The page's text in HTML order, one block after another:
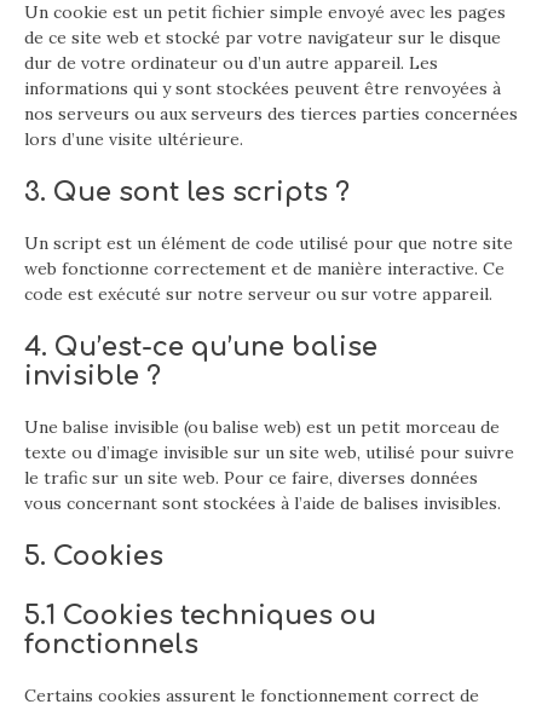
Un cookie est un petit fichier simple envoyé avec les pages
de ce site web et stocké par votre navigateur sur le disque
dur de votre ordinateur ou d’un autre appareil. Les
informations qui y sont stockées peuvent être renvoyées à
nos serveurs ou aux serveurs des tierces parties concernées
lors d’une visite ultérieure.
3. Que sont les scripts ?
Un script est un élément de code utilisé pour que notre site
web fonctionne correctement et de manière interactive. Ce
code est exécuté sur notre serveur ou sur votre appareil.
4. Qu’est-ce qu’une balise
invisible ?
Une balise invisible (ou balise web) est un petit morceau de
texte ou d’image invisible sur un site web, utilisé pour suivre
le trafic sur un site web. Pour ce faire, diverses données
vous concernant sont stockées à l’aide de balises invisibles.
5. Cookies
5.1 Cookies techniques ou
fonctionnels
Certains cookies assurent le fonctionnement correct de